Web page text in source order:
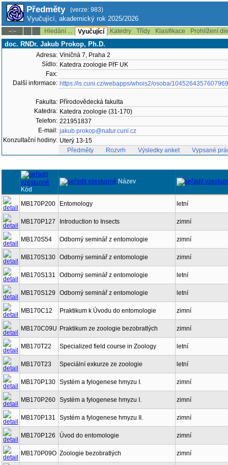
Předměty (verze: 983)
Vyučující, akademický rok 2025/2026
--:-- Hledání ... Vyučující Katedry Třídy Klasifikace Prohlížení
doc. RNDr. Jakub Prokop, Ph.D.
Adresa: Viničná 7, Praha 2
Sídlo: Katedra zoologie PřF UK
Fax:
Další informace: https://is.cuni.cz/webapps/whois2/osoba/1045264357607969
Fakulta: Přírodovědecká fakulta
Katedra: Katedra zoologie (31-170)
Telefon: 221951837
E-mail: jakub.prokop@natur.cuni.cz
Konzultační hodiny: Uterý 13-15
Předměty
Rozvrh Výsledky anket Vypsané
Kód
Název
MB170P200 Entomology letní
MB170P127 Introduction to Insects zimní
MB170S54 Odborný seminář z entomologie zimní
MB170S130 Odborný seminář z entomologie zimní
MB170S131 Odborný seminář z entomologie letní
MB170S129 Odborný seminář z entomologie letní
MB170C12 Praktikum k Úvodu do entomologie zimní
MB170C09U Praktikum ze zoologie bezobratlých zimní
MB170T22 Specialized field course in Zoology letní
MB170T23 Speciální exkurze ze zoologie letní
MB170P130 Systém a fylogenese hmyzu I. zimní
MB170P260 Systém a fylogenese hmyzu I. zimní
MB170P131 Systém a fylogenese hmyzu II. zimní
MB170P126 Úvod do entomologie zimní
MB170P09O Zoologie bezobratlých zimní